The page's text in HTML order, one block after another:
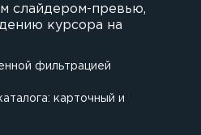
слайдером-превью,
курсора на
фильтрацией
карточный и